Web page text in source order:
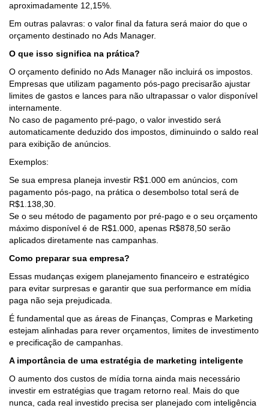
aproximadamente 12,15%.
Em outras palavras: o valor final da fatura será maior do que o
orçamento destinado no Ads Manager.
O que isso significa na prática?
O orçamento definido no Ads Manager não incluirá os impostos.
Empresas que utilizam pagamento pós-pago precisarão ajustar
limites de gastos e lances para não ultrapassar o valor disponível
internamente.
No caso de pagamento pré-pago, o valor investido será
automaticamente deduzido dos impostos, diminuindo o saldo real
para exibição de anúncios.
Exemplos:
Se sua empresa planeja investir R$1.000 em anúncios, com
pagamento pós-pago, na prática o desembolso total será de
R$1.138,30.
Se o seu método de pagamento por pré-pago e o seu orçamento
máximo disponível é de R$1.000, apenas R$878,50 serão
aplicados diretamente nas campanhas.
Como preparar sua empresa?
Essas mudanças exigem planejamento financeiro e estratégico
para evitar surpresas e garantir que sua performance em mídia
paga não seja prejudicada.
É fundamental que as áreas de Finanças, Compras e Marketing
estejam alinhadas para rever orçamentos, limites de investimento
e precificação de campanhas.
A importância de uma estratégia de marketing inteligente
O aumento dos custos de mídia torna ainda mais necessário
investir em estratégias que tragam retorno real. Mais do que
nunca, cada real investido precisa ser planejado com inteligência